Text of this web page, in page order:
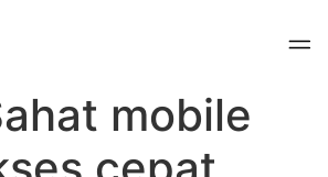
mobile